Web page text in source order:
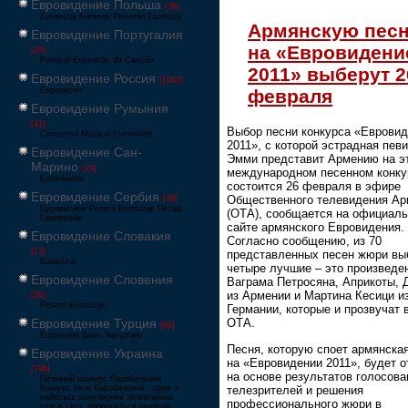
Евровидение Польша [36]
Eurowizja Konkurs Piosenki Eurowizji
Евровидение Португалия
[25]
Festival Eurovisão da Canção
Евровидение Россия [1062]
Европесня
Евровидение Румыния
[41]
Concursul Muzical Eurovision
Евровидение Сан-
Марино [23]
Eurovisione
Евровидение Сербия [39]
Еуровисион Pesma Evrovizije Песма
Евровизије
Евровидение Словакия
[13]
Eurovízia
Евровидение Словения
[26]
Pesem Evrovizije
Евровидение Турция [66]
Eurovision Şarkı Yarışması
Евровидение Украина
[796]
Пісенний конкурс Євробачення
Конкурс пісні Євробачення - одне з
найбільш популярних телевізійних
шоу в світі, проводиться щорічно,
Армянскую
на
2011» выберут
февраля
Выбор песни конкурса
2011», с которой эстрадная
Эмми представит Армению на
международном песенном
состоится 26 февраля в эфире
Общественного телевидения
(ОТА), сообщается на
сайте армянского Евровидения.
Согласно сообщению, из 70
представленных песен жюри
четыре лучшие – это
Ваграма Петросяна, Априкоты,
из Армении и Мартина Кесици
Германии, которые и прозвучат
ОТА.
Песня, которую споет
на «Евровидении 2011», будет
на основе результатов
телезрителей и решения
профессионального жюри в